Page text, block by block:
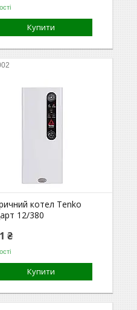
Купити
котел Tenko
12/380
₴
Купити